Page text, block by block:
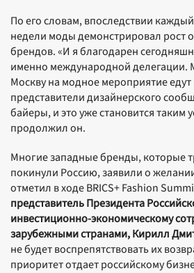
По его словам, впоследствии
недели моды демонстрировал рост
брендов. «И я благодарен
именно международной делегации.
Москву на модное мероприятие едут
представители дизайнерского
байеры, и это уже становится таким
продолжил он.
Многие западные бренды, которые
покинули Россию, заявили о
отметил в ходе BRICS+ Fashion
представитель Президента
инвестиционно-экономическому
зарубежными странами, Кирилл
не будет воспрепятствовать их
приоритет отдает российскому